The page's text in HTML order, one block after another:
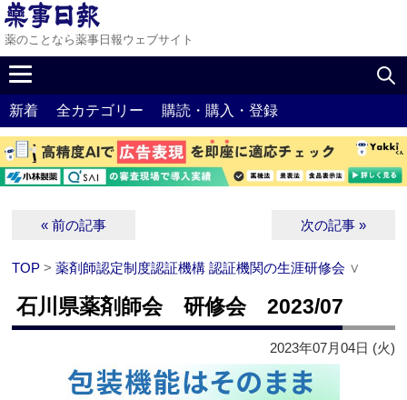
薬のことなら薬事日報ウェブサイト
新着 全カテゴリー 購読・購入・登録
« 前の記事 次の記事 »
TOP >薬剤師認定制度認証機構 認証機関の生涯研修会 ∨
石川県薬剤師会 研修会 2023/07
2023年07月04日 (火)